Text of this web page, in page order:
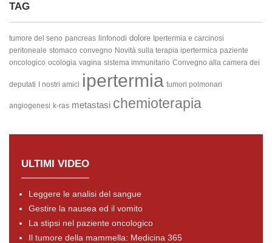
TAG
tumore del seno pancreas linfonodi dolore Ipertermia e carcinosi
peritoneale stomaco convegno Novità sulla terapia ipertermica paziente
oncologico ocologia vagina sistema immunitario Convegno alla camera dei
deputati I nostri amici ipertermia tumori polmonari
angiogenesi k-ras metastasi chemioterapia
ULTIMI VIDEO
Leggere le analisi del sangue
Gestire la nausea ed il vomito
La stipsi nel paziente oncologico
Il tumore della mammella: Medicina 365